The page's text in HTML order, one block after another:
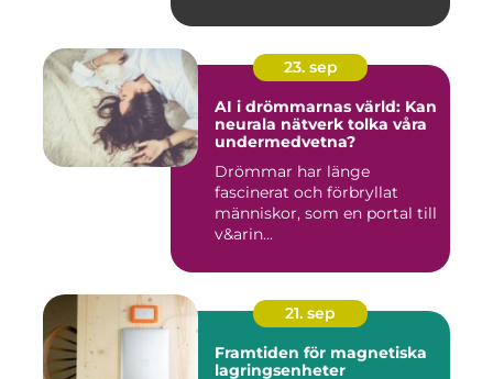
23. sep
AI i drömmarnas värld: Kan
neurala nätverk tolka våra
undermedvetna?
Drömmar har länge
fascinerat och förbryllat
människor, som en portal till
v&arin...
21. sep
Framtiden för magnetiska
lagringsenheter